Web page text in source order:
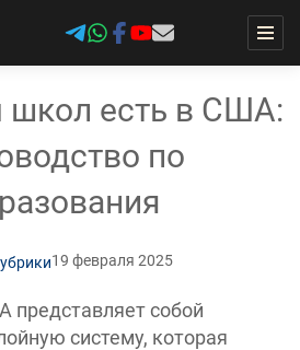
школ есть в США:
по
19 февраля 2025
представляет собой
систему, которая